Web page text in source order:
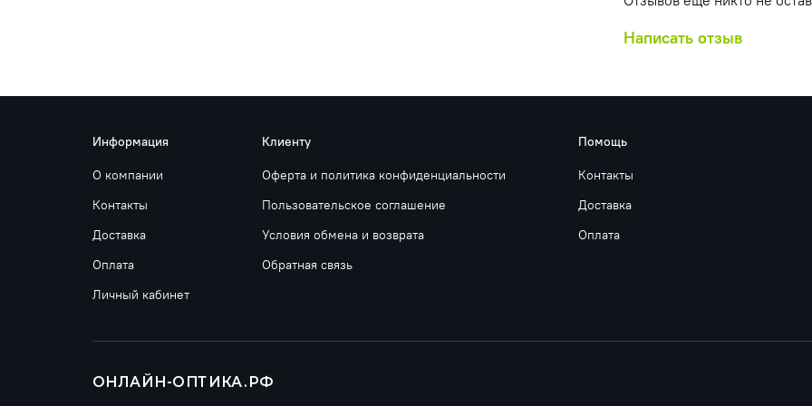
Написать отзыв
Информация
О компании
Контакты
Доставка
Оплата
Личный кабинет
Клиенту
Оферта и политика конфиденциальности
Пользовательское соглашение
Условия обмена и возврата
Обратная связь
Помощь
Контакты
Доставка
Оплата
ОНЛАЙН-ОПТИКА.РФ